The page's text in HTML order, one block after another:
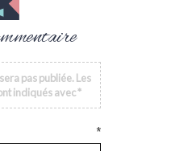
pas publiée. Les
indiqués avec*
*